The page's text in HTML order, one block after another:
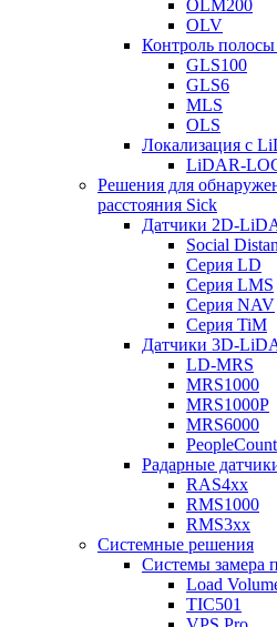
OLM200
OLV
Контроль полосы
GLS100
GLS6
MLS
OLS
Локализация с
LiDAR-
Решения для
расстояния Sick
Датчики 2D-
Social
Серия LD
Серия LMS
Серия NAV
Серия TiM
Датчики 3D-
LD-MRS
MRS1000
MRS1000P
MRS6000
Радарные
RAS4xx
RMS1000
RMS3xx
Системные решения
Системы замера
Load
TIC501